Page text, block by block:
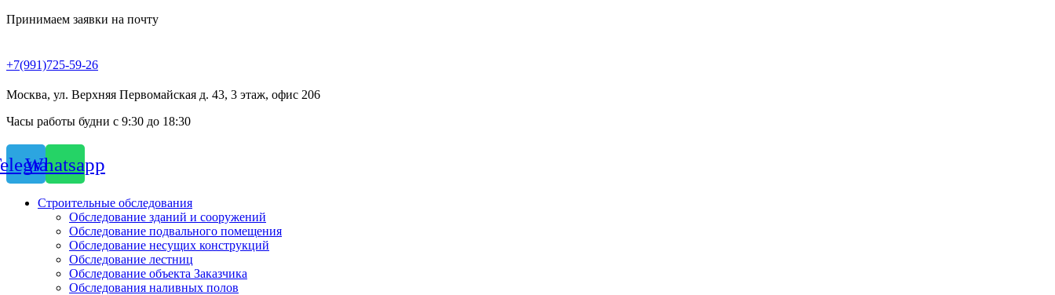
Принимаем заявки на почту
+7(991)725-59-26
Москва, ул. Верхняя Первомайская д. 43, 3 этаж, офис 206
Часы работы будни с 9:30 до 18:30
Whatsapp
Строительные обследования
Обследование зданий и сооружений
Обследование подвального помещения
Обследование несущих конструкций
Обследование лестниц
Обследование объекта Заказчика
Обследования наливных полов